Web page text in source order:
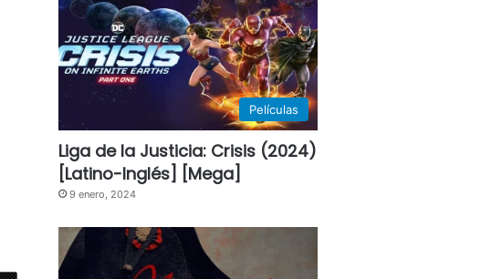
Películas
Liga de la Justicia: Crisis (2024)
[Latino-Inglés] [Mega]
9 enero, 2024